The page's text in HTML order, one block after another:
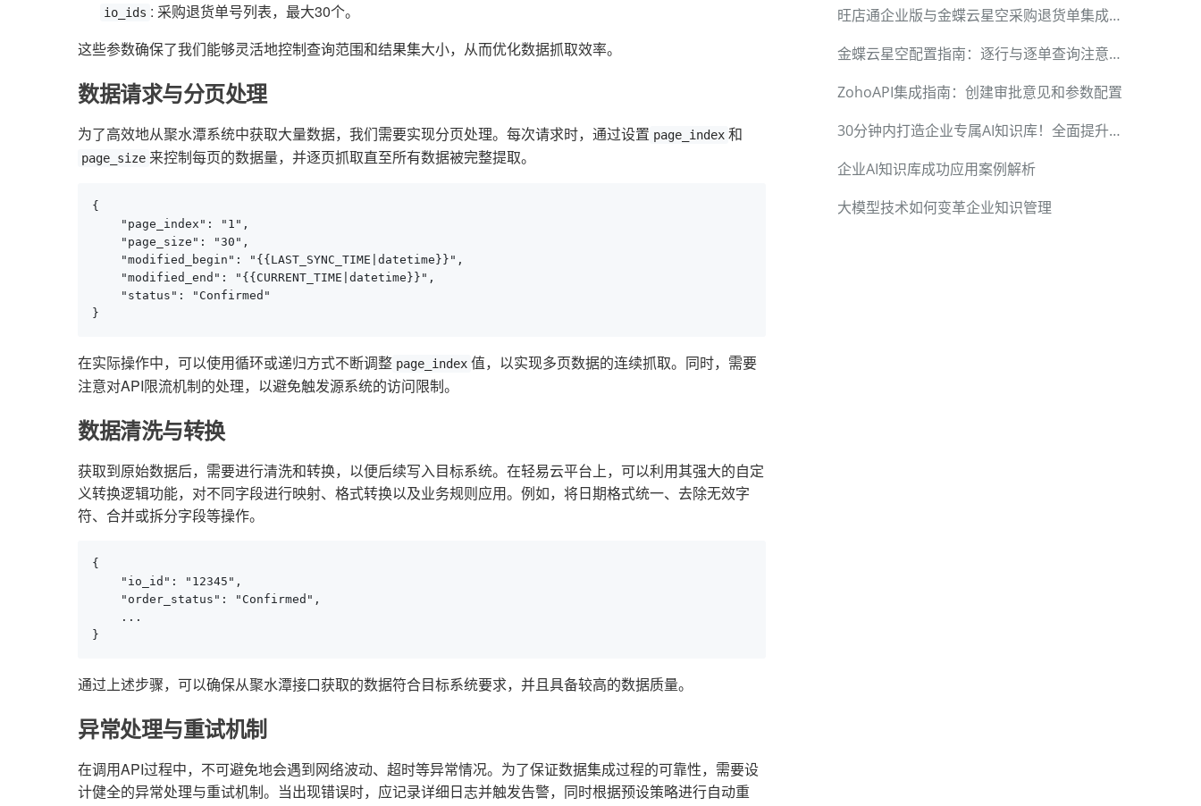
io_ids : 采购退货单号列表，最大30个。
这些参数确保了我们能够灵活地控制查询范围和结果集大小，从而优化数据抓取效率。
数据请求与分页处理
为了高效地从聚水潭系统中获取大量数据，我们需要实现分页处理。每次请求时，通过设置 page_index 和
page_size 来控制每页的数据量，并逐页抓取直至所有数据被完整提取。
{
    "page_index": "1",
    "page_size": "30",
    "modified_begin": "{{LAST_SYNC_TIME|datetime}}",
    "modified_end": "{{CURRENT_TIME|datetime}}",
    "status": "Confirmed"
}
在实际操作中，可以使用循环或递归方式不断调整 page_index 值，以实现多页数据的连续抓取。同时，需要
注意对API限流机制的处理，以避免触发源系统的访问限制。
数据清洗与转换
获取到原始数据后，需要进行清洗和转换，以便后续写入目标系统。在轻易云平台上，可以利用其强大的自定
义转换逻辑功能，对不同字段进行映射、格式转换以及业务规则应用。例如，将日期格式统一、去除无效字
符、合并或拆分字段等操作。
{
    "io_id": "12345",
    "order_status": "Confirmed",
    ...
}
通过上述步骤，可以确保从聚水潭接口获取的数据符合目标系统要求，并且具备较高的数据质量。
异常处理与重试机制
在调用API过程中，不可避免地会遇到网络波动、超时等异常情况。为了保证数据集成过程的可靠性，需要设
计健全的异常处理与重试机制。当出现错误时，应记录详细日志并触发告警，同时根据预设策略进行自动重
旺店通企业版与金蝶云星空采购退货单集成方案
金蝶云星空配置指南：逐行与逐单查询注意事项
ZohoAPI集成指南：创建审批意见和参数配置
30分钟内打造企业专属AI知识库！全面提升企业信息化水平
企业AI知识库成功应用案例解析
大模型技术如何变革企业知识管理